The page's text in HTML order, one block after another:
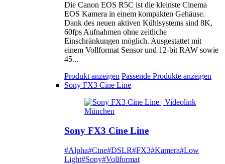
Die Canon EOS R5C ist die kleinste Cinema
EOS Kamera in einem kompakten Gehäuse.
Dank des neuen aktiven Kühlsystems sind 8K,
60fps Aufnahmen ohne zeitliche
Einschränkungen möglich. Ausgestattet mit
einem Vollformat Sensor und 12-bit RAW sowie
45...
Produkt anzeigen Passende Produkte anzeigen
Sony FX3 Cine Line
Sony FX3 Cine Line
#Alpha#Cine#DSLR#FX3#Kamera#Low
Light#Sony#Vollformat